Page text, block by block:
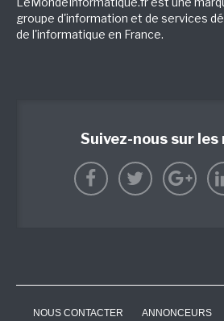
groupe d'information et de services
de l'informatique en France.
Suivez-nous sur les
NOUS CONTACTER ANNONCEURS